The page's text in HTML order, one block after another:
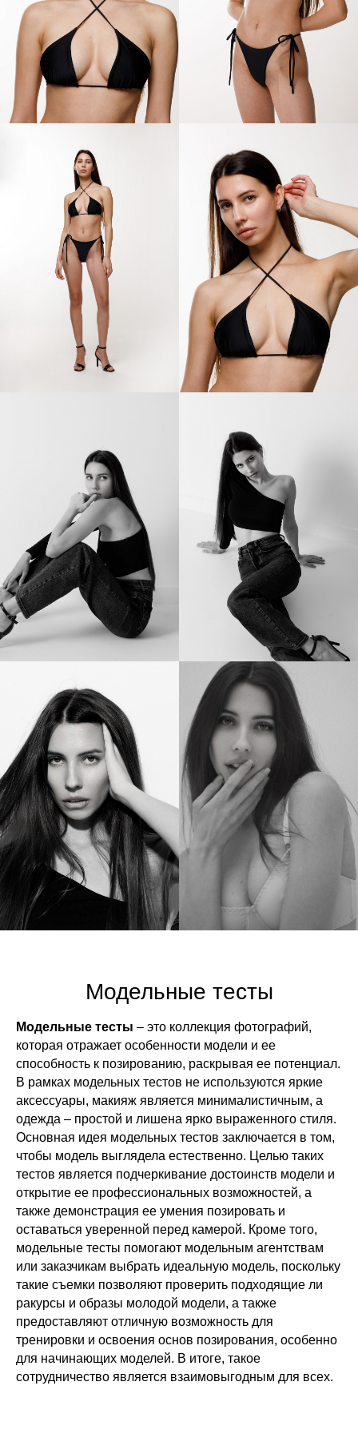
Модельные тесты
Модельные тесты – это коллекция фотографий,
которая отражает особенности модели и ее
способность к позированию, раскрывая ее потенциал.
В рамках модельных тестов не используются яркие
аксессуары, макияж является минималистичным, а
одежда – простой и лишена ярко выраженного стиля.
Основная идея модельных тестов заключается в том,
чтобы модель выглядела естественно. Целью таких
тестов является подчеркивание достоинств модели и
открытие ее профессиональных возможностей, а
также демонстрация ее умения позировать и
оставаться уверенной перед камерой. Кроме того,
модельные тесты помогают модельным агентствам
или заказчикам выбрать идеальную модель, поскольку
такие съемки позволяют проверить подходящие ли
ракурсы и образы молодой модели, а также
предоставляют отличную возможность для
тренировки и освоения основ позирования, особенно
для начинающих моделей. В итоге, такое
сотрудничество является взаимовыгодным для всех.